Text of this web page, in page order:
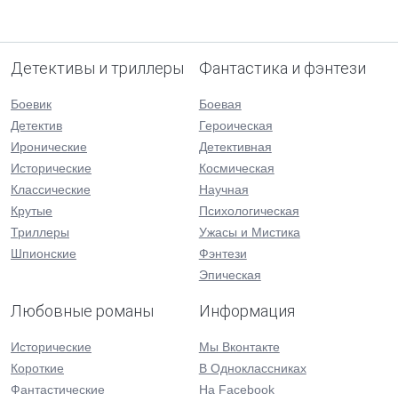
Детективы и триллеры
Боевик
Детектив
Иронические
Исторические
Классические
Крутые
Триллеры
Шпионские
Фантастика и фэнтези
Боевая
Героическая
Детективная
Космическая
Научная
Психологическая
Ужасы и Мистика
Фэнтези
Эпическая
Любовные романы
Исторические
Короткие
Фантастические
Информация
Мы Вконтакте
В Одноклассниках
На Facebook